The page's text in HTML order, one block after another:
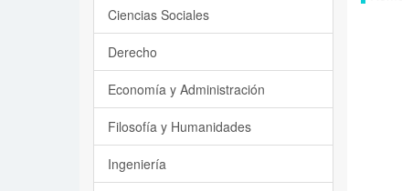
Ciencias Sociales
Derecho
Economía y Administración
Filosofía y Humanidades
Ingeniería